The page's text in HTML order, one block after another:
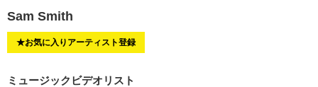
Sam Smith
★お気に入りアーティスト登録
ミュージックビデオリスト